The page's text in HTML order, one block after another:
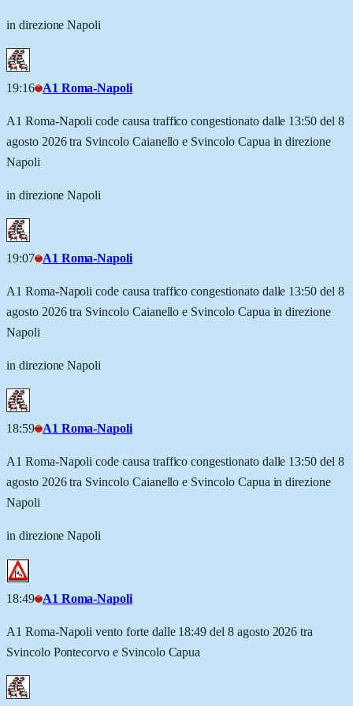
in direzione Napoli
19:16 A1 Roma-Napoli
A1 Roma-Napoli code causa traffico congestionato dalle 13:50 del 8
agosto 2026 tra Svincolo Caianello e Svincolo Capua in direzione
Napoli
in direzione Napoli
19:07 A1 Roma-Napoli
A1 Roma-Napoli code causa traffico congestionato dalle 13:50 del 8
agosto 2026 tra Svincolo Caianello e Svincolo Capua in direzione
Napoli
in direzione Napoli
18:59 A1 Roma-Napoli
A1 Roma-Napoli code causa traffico congestionato dalle 13:50 del 8
agosto 2026 tra Svincolo Caianello e Svincolo Capua in direzione
Napoli
in direzione Napoli
18:49 A1 Roma-Napoli
A1 Roma-Napoli vento forte dalle 18:49 del 8 agosto 2026 tra
Svincolo Pontecorvo e Svincolo Capua